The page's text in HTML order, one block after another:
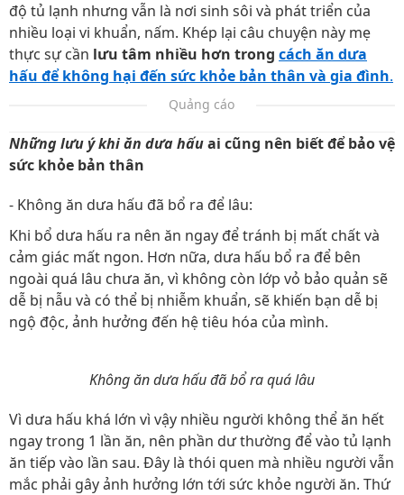
độ tủ lạnh nhưng vẫn là nơi sinh sôi và phát triển của
nhiều loại vi khuẩn, nấm. Khép lại câu chuyện này mẹ
thực sự cần lưu tâm nhiều hơn trong cách ăn dưa
hấu để không hại đến sức khỏe bản thân và gia đình.
Quảng cáo
Những lưu ý khi ăn dưa hấuai cũng nên biết để bảo vệ
sức khỏe bản thân
- Không ăn dưa hấu đã bổ ra để lâu:
Khi bổ dưa hấu ra nên ăn ngay để tránh bị mất chất và
cảm giác mất ngon. Hơn nữa, dưa hấu bổ ra để bên
ngoài quá lâu chưa ăn, vì không còn lớp vỏ bảo quản sẽ
dễ bị nẫu và có thể bị nhiễm khuẩn, sẽ khiến bạn dễ bị
ngộ độc, ảnh hưởng đến hệ tiêu hóa của mình.
Không ăn dưa hấu đã bổ ra quá lâu
Vì dưa hấu khá lớn vì vậy nhiều người không thể ăn hết
ngay trong 1 lần ăn, nên phần dư thường để vào tủ lạnh
ăn tiếp vào lần sau. Đây là thói quen mà nhiều người vẫn
mắc phải gây ảnh hưởng lớn tới sức khỏe người ăn. Thứ